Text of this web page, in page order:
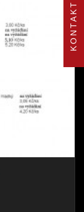
KONTAKT